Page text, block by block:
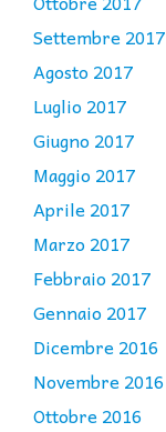
Settembre 2017
Agosto 2017
Luglio 2017
Giugno 2017
Maggio 2017
Aprile 2017
Marzo 2017
Febbraio 2017
Gennaio 2017
Dicembre 2016
Novembre 2016
Ottobre 2016